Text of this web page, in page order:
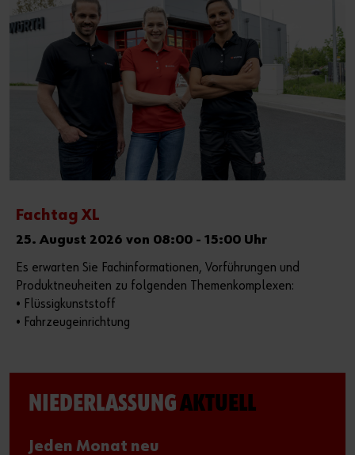
Fachtag XL
25. August 2026 von 08:00 - 15:00 Uhr
Es erwarten Sie Fachinformationen, Vorführungen und
Produktneuheiten zu folgenden Themenkomplexen:
• Flüssigkunststoff
• Fahrzeugeinrichtung
NIEDERLASSUNGAKTUELL
Jeden Monat neu